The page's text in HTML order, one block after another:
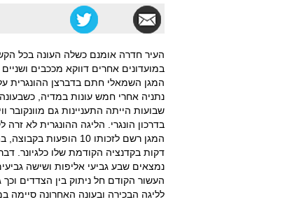
העיר חדרה אומנם כשלה העונה בכל
במועדונים אחרים דווקא מככבים
דקות בקדנציה הקודמת שלו כלגיונר.
נמצאים שבע גביעי אליפות ושישה
לליגה הבכירה ובעונה האחרונה סיימה